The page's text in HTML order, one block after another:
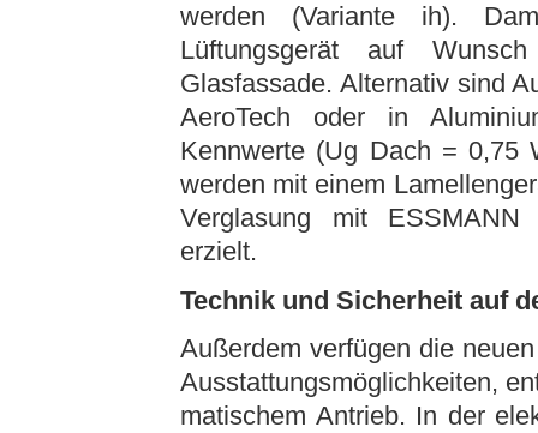
werden (Variante ih).
Lüftungsgerät auf
Glasfassade. Alternativ sind
AeroTech oder in
Kennwerte (Ug Dach = 0,75
werden mit einem
Verglasung mit ESSMANN
erzielt.
Technik und Sicherheit auf
Außerdem verfügen die
Ausstattungsmöglichkeiten,
matischem Antrieb. In der